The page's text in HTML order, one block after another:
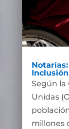
Según la
Unidas
millones